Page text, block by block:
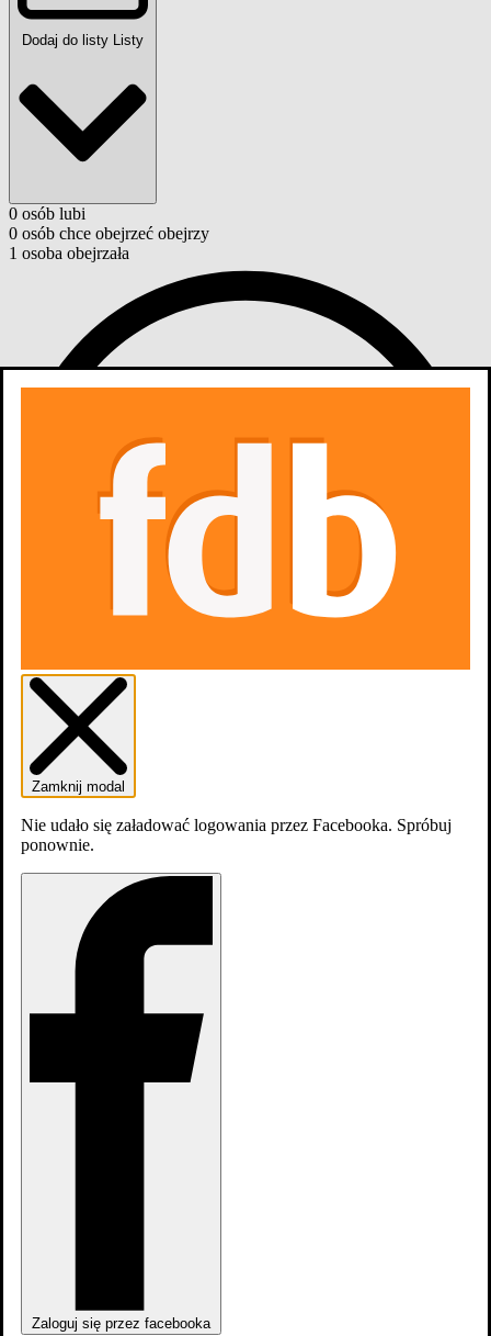
Dodaj do listy Listy
0 osób lubi
0 osób chce obejrzeć obejrzy
1 osoba obejrzała
Gdzie obejrzeć
Aktualnie tytuł nie jest dostępny na
platformach
streamingowych
Odcinki
Zamknij modal
Nie udało się załadować logowania przez Facebooka. Spróbuj
ponownie.
Zaloguj się przez facebooka